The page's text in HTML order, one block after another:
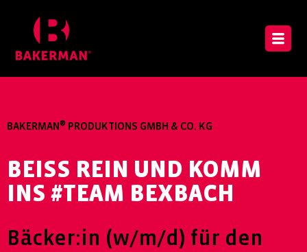
BAKERMAN® PRODUKTIONS GMBH & CO. KG
BEISS REIN UND KOMM I
NS #TEAM BEXBACH
Bäcker:in (w/m/d) für den